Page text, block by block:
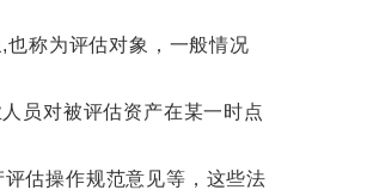
称为评估对象，一般情况
员对被评估资产在某一时点
估操作规范意见等，这些法